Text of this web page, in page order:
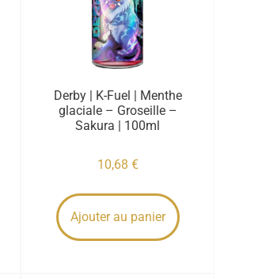
Derby | K-Fuel | Menthe
glaciale – Groseille –
Sakura | 100ml
10,68 €
Ajouter au panier